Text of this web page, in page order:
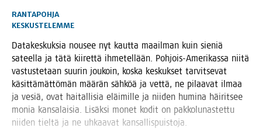
RANTAPOHJA
KESKUSTELEMME
Data­kes­kuk­sia nousee nyt kaut­ta maa­il­man kuin sie­niä
sateel­la ja tätä kii­ret­tä ihme­tel­lään. Poh­jois-Ame­ri­kas­sa nii­tä
vas­tus­te­taan suu­rin jou­koin, kos­ka kes­kuk­set tar­vit­se­vat
käsit­tä­mät­tö­män mää­rän säh­köä ja vet­tä, ne pilaa­vat ilmaa
ja vesiä, ovat hai­tal­li­sia eläi­mil­le ja nii­den humi­na häi­rit­see
monia kan­sa­lai­sia. Lisäk­si monet kodit on pak­ko­lu­nas­tet­tu
nii­den tiel­tä ja ne uhkaa­vat kansallispuistoja.